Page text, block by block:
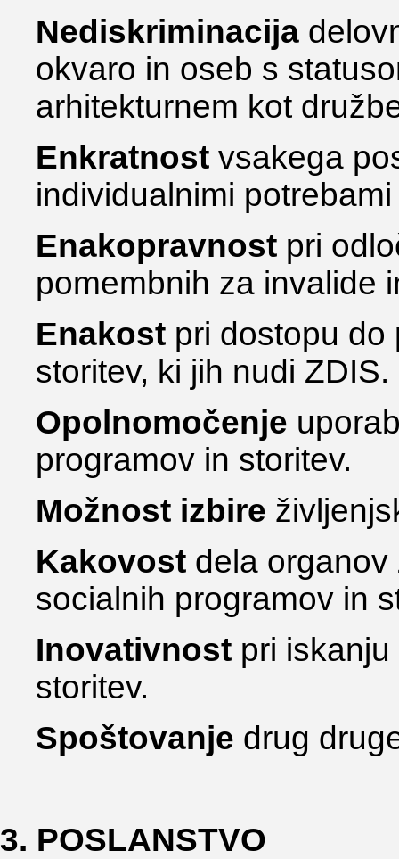
Nediskriminacija
okvaro in oseb s
arhitekturnem kot
Enkratnost vsakega
individualnimi
Enakopravnost pri
pomembnih za invalide
Enakost pri dostopu do
storitev, ki jih nudi ZDIS.
Opolnomočenje
programov in storitev.
Možnost izbire
Kakovost dela
socialnih programov in
Inovativnost pri
storitev.
Spoštovanje drug
3. POSLANSTVO